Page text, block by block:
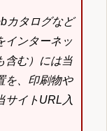
カタログなど
インターネッ
含む）には当
を、印刷物や
サイトURL入